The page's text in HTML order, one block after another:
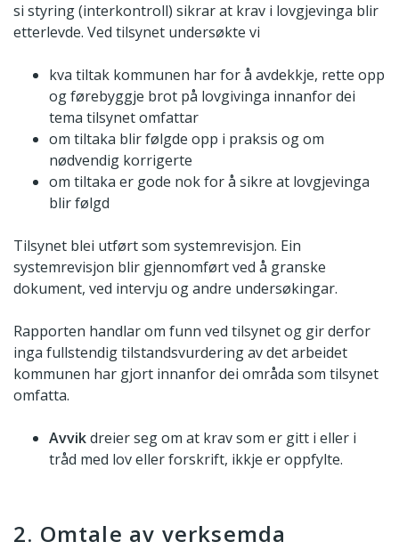
si styring (interkontroll) sikrar at krav i lovgjevinga blir
etterlevde. Ved tilsynet undersøkte vi
kva tiltak kommunen har for å avdekkje, rette opp
og førebyggje brot på lovgivinga innanfor dei
tema tilsynet omfattar
om tiltaka blir følgde opp i praksis og om
nødvendig korrigerte
om tiltaka er gode nok for å sikre at lovgjevinga
blir følgd
Tilsynet blei utført som systemrevisjon. Ein
systemrevisjon blir gjennomført ved å granske
dokument, ved intervju og andre undersøkingar.
Rapporten handlar om funn ved tilsynet og gir derfor
inga fullstendig tilstandsvurdering av det arbeidet
kommunen har gjort innanfor dei områda som tilsynet
omfatta.
Avvikdreier seg om at krav som er gitt i eller i
tråd med lov eller forskrift, ikkje er oppfylte.
2. Omtale av verksemda